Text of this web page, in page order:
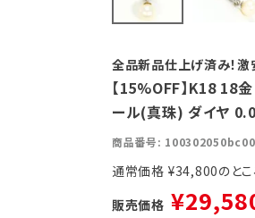
全品新品仕上げ済み！激
【15%OFF】K18 18
ール(真珠) ダイヤ
商品番号
通常価格 ¥34,800
販売価格 ¥